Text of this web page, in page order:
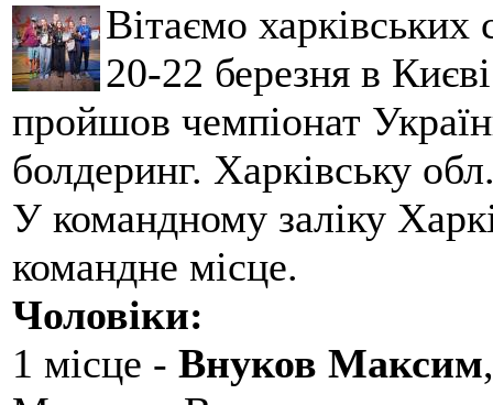
Вітаємо
20-22 березня в
пройшов чемпіонат
болдеринг. Харківську
У командному заліку
командне місце.
Чоловіки:
1 місце - Внуков Максим